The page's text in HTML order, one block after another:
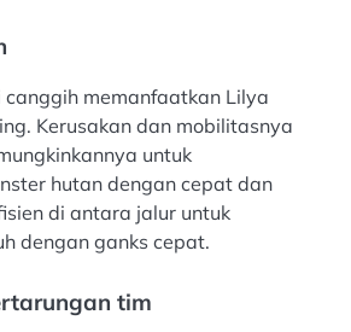
memanfaatkan Lilya
Kerusakan dan mobilitasnya
untuk
hutan dengan cepat dan
di antara jalur untuk
dengan ganks cepat.
tim